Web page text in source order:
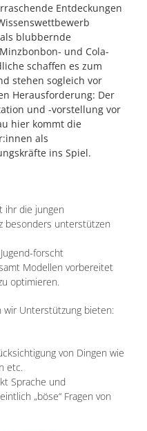
Entdeckungen
blubbernde
und Cola-
schaffen es zum
stehen sogleich vor
Herausforderung: Der
und -vorstellung vor
hier kommt die
als
ins Spiel.
ihr die jungen
besonders unterstützen
forscht
Modellen vorbereitet
optimieren.
wir Unterstützung bieten:
von Dingen wie
etc.
Sprache und
„böse“ Fragen von